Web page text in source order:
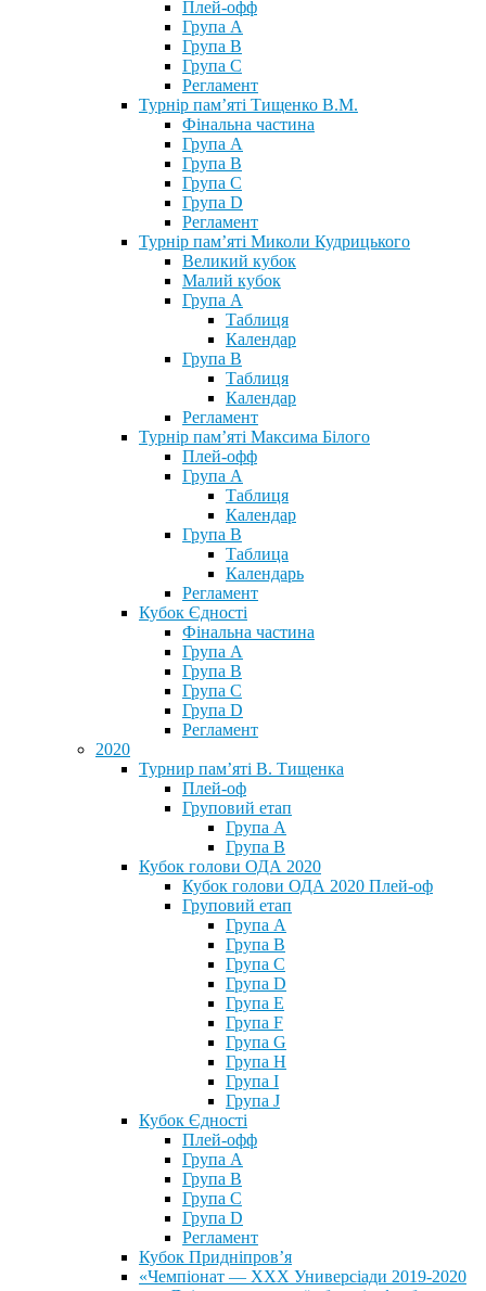
Плей-офф
Група А
Група В
Група С
Регламент
Турнір пам’яті Тищенко В.М.
Фінальна частина
Група А
Група В
Група С
Група D
Регламент
Турнір пам’яті Миколи Кудрицького
Великий кубок
Малий кубок
Група А
Таблиця
Календар
Група В
Таблиця
Календар
Регламент
Турнір пам’яті Максима Білого
Плей-офф
Група А
Таблиця
Календар
Група В
Таблица
Календарь
Регламент
Кубок Єдності
Фінальна частина
Група А
Група В
Група С
Група D
Регламент
2020
Турнир пам’яті В. Тищенка
Плей-оф
Груповий етап
Група А
Група В
Кубок голови ОДА 2020
Кубок голови ОДА 2020 Плей-оф
Груповий етап
Група A
Група B
Група C
Група D
Група E
Група F
Група G
Група H
Група I
Група J
Кубок Єдності
Плей-офф
Група А
Група В
Група С
Група D
Регламент
Кубок Придніпров’я
«Чемпіонат — ХХХ Универсіади 2019-2020